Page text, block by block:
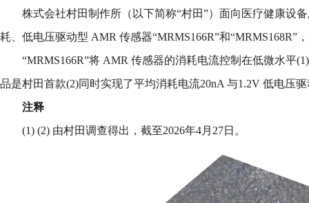
株式会社村田制作所（以下简称“村田”）面向医疗健康设
耗、低电压驱动型 AMR 传感器“MRMS166R”和“MRMS168R”
“MRMS166R”将 AMR 传感器的消耗电流控制在低微水平
品是村田首款(2)同时实现了平均消耗电流20nA 与1.2V 低电压
注释
(1) (2) 由村田调查得出，截至2026年4月27日。